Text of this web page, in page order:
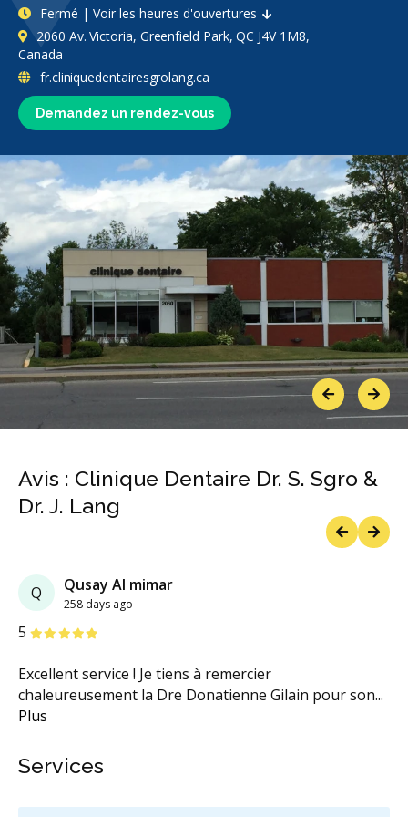
Demandez un rendez-vous
Fermé | Voir les heures d'ouvertures
2060 Av. Victoria, Greenfield Park, QC J4V 1M8,
Canada
fr.cliniquedentairesgrolang.ca
PreviousNext
Avis : Clinique Dentaire Dr. S. Sgro &
Dr. J. Lang
Q Qusay Al mimar
258 days ago
5 étoiles
Excellent service ! Je tiens à remercier
chaleureusement la Dre Donatienne Gilain pour son...
Plus
étoiles
étoiles
étoiles
étoiles
Services